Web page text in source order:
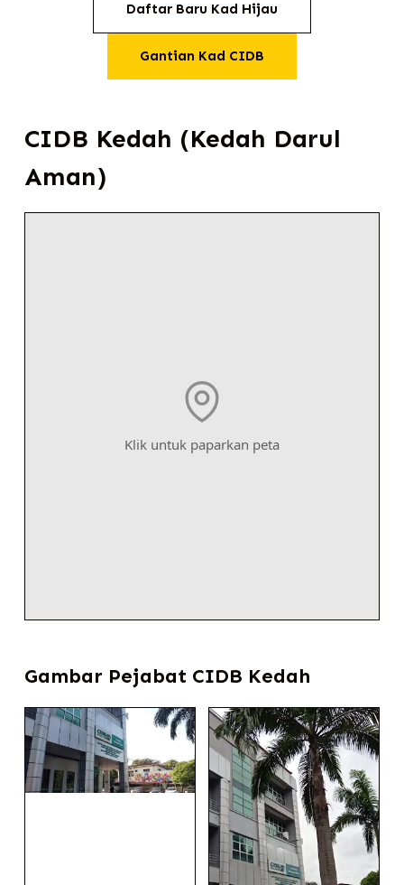
Daftar Baru Kad Hijau
Gantian Kad CIDB
CIDB Kedah (Kedah Darul
Aman)
Klik untuk paparkan peta
Gambar Pejabat CIDB Kedah